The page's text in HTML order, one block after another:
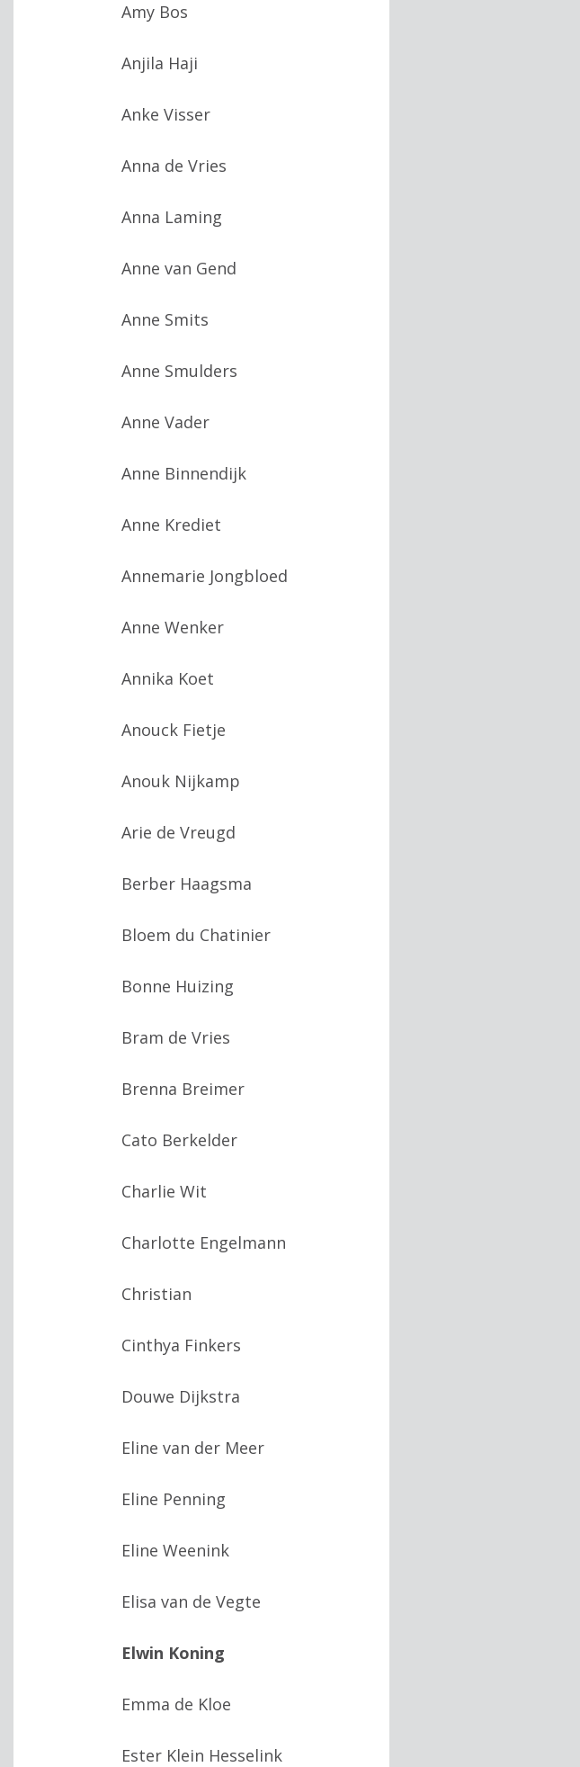
Amy Bos
Anjila Haji
Anke Visser
Anna de Vries
Anna Laming
Anne van Gend
Anne Smits
Anne Smulders
Anne Vader
Anne Binnendijk
Anne Krediet
Annemarie Jongbloed
Anne Wenker
Annika Koet
Anouck Fietje
Anouk Nijkamp
Arie de Vreugd
Berber Haagsma
Bloem du Chatinier
Bonne Huizing
Bram de Vries
Brenna Breimer
Cato Berkelder
Charlie Wit
Charlotte Engelmann
Christian
Cinthya Finkers
Douwe Dijkstra
Eline van der Meer
Eline Penning
Eline Weenink
Elisa van de Vegte
Elwin Koning
Emma de Kloe
Ester Klein Hesselink